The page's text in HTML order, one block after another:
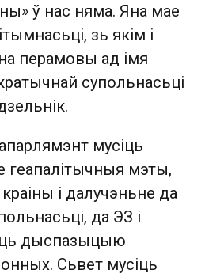
ў нас няма. Яна мае
зь якім і
перамовы ад імя
супольнасьці
мусіць
геапалітычныя мэты,
і далучэньне да
да ЭЗ і
дыспазыцыю
Сьвет мусіць